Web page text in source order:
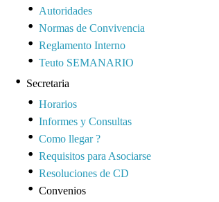
Autoridades
Normas de Convivencia
Reglamento Interno
Teuto SEMANARIO
Secretaria
Horarios
Informes y Consultas
Como llegar ?
Requisitos para Asociarse
Resoluciones de CD
Convenios